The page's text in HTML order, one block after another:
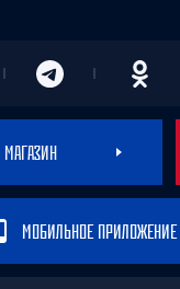
МАГАЗИН
МОБИЛЬНОЕ ПРИЛОЖЕНИЕ